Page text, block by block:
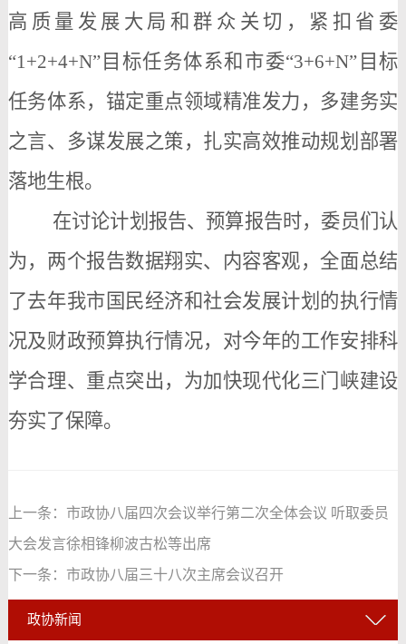
高质量发展大局和群众关切，紧扣省委
“1+2+4+N”目标任务体系和市委“3+6+N”目标
任务体系，锚定重点领域精准发力，多建务实
之言、多谋发展之策，扎实高效推动规划部署
落地生根。
在讨论计划报告、预算报告时，委员们认
为，两个报告数据翔实、内容客观，全面总结
了去年我市国民经济和社会发展计划的执行情
况及财政预算执行情况，对今年的工作安排科
学合理、重点突出，为加快现代化三门峡建设
夯实了保障。
上一条： 市政协八届四次会议举行第二次全体会议 听取委员
大会发言徐相锋柳波古松等出席
下一条： 市政协八届三十八次主席会议召开
政协新闻